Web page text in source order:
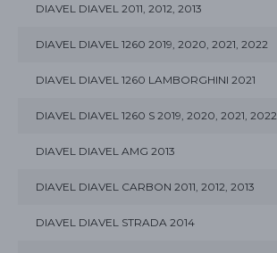
DIAVEL DIAVEL 2011, 2012, 2013
DIAVEL DIAVEL 1260 2019, 2020, 2021, 2022
DIAVEL DIAVEL 1260 LAMBORGHINI 2021
DIAVEL DIAVEL 1260 S 2019, 2020, 2021, 2022
DIAVEL DIAVEL AMG 2013
DIAVEL DIAVEL CARBON 2011, 2012, 2013
DIAVEL DIAVEL STRADA 2014